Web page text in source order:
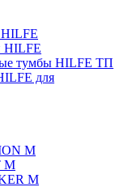
HILFE
тумбы HILFE ТП
для
M
M
M